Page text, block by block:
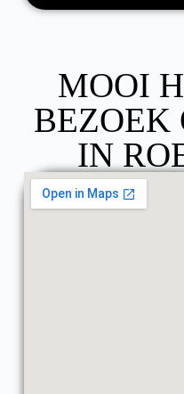
MOOI
BEZOEK
IN